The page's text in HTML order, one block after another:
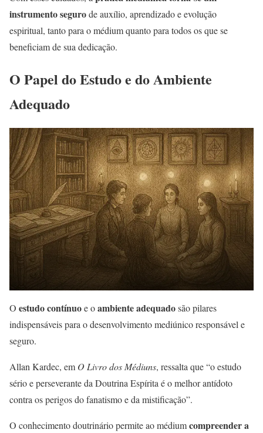
instrumento segurode auxílio, aprendizado e evolução
espiritual, tanto para o médium quanto para todos os que se
beneficiam de sua dedicação.
O Papel do Estudo e do Ambiente
Adequado
O estudo contínuoe oambiente adequadosão pilares
indispensáveis para o desenvolvimento mediúnico responsável e
seguro.
Allan Kardec, em O Livro dos Médiuns, ressalta que “o estudo
sério e perseverante da Doutrina Espírita é o melhor antídoto
contra os perigos do fanatismo e da mistificação”.
O conhecimento doutrinário permite ao médiumcompreender a